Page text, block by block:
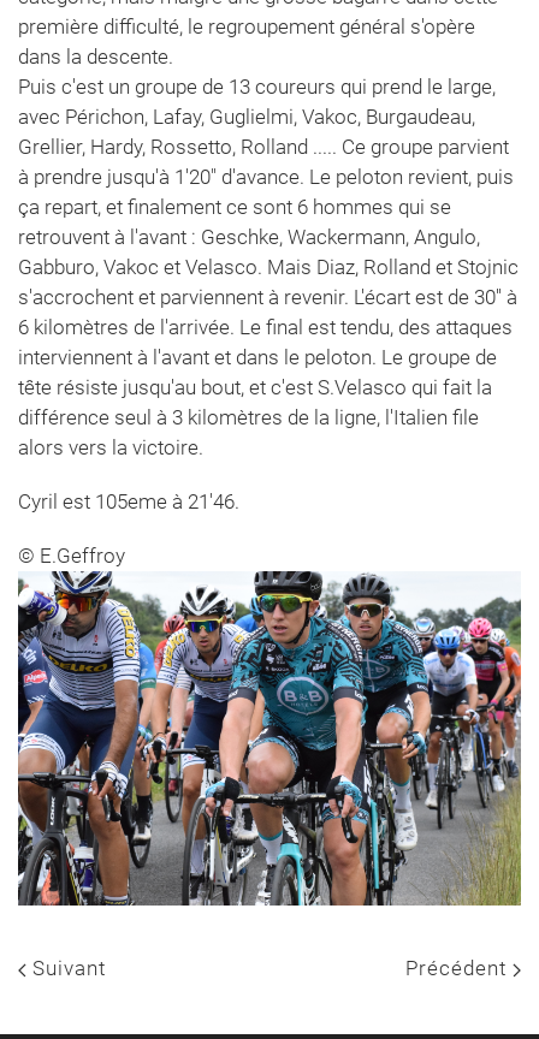
première difficulté, le regroupement général s'opère
dans la descente.
Puis c'est un groupe de 13 coureurs qui prend le large,
avec Périchon, Lafay, Guglielmi, Vakoc, Burgaudeau,
Grellier, Hardy, Rossetto, Rolland ..... Ce groupe parvient
à prendre jusqu'à 1'20" d'avance. Le peloton revient, puis
ça repart, et finalement ce sont 6 hommes qui se
retrouvent à l'avant : Geschke, Wackermann, Angulo,
Gabburo, Vakoc et Velasco. Mais Diaz, Rolland et Stojnic
s'accrochent et parviennent à revenir. L'écart est de 30'' à
6 kilomètres de l'arrivée. Le final est tendu, des attaques
interviennent à l'avant et dans le peloton. Le groupe de
tête résiste jusqu'au bout, et c'est S.Velasco qui fait la
différence seul à 3 kilomètres de la ligne, l'Italien file
alors vers la victoire.
Cyril est 105eme à 21'46.
© E.Geffroy
Suivant Précédent